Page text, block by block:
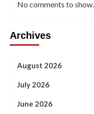
No comments to show.
Archives
August 2026
July 2026
June 2026